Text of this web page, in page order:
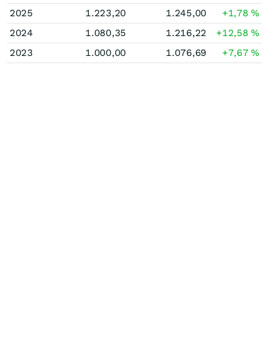
2025
1.223,20 1.245,00 +1,78%
2024
1.080,35 1.216,22 +12,58%
2023
1.000,00 1.076,69 +7,67%